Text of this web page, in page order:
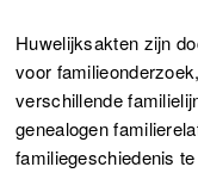
Huwelijksakten zijn
voor
verschillende
genealogen
familiegeschiedenis